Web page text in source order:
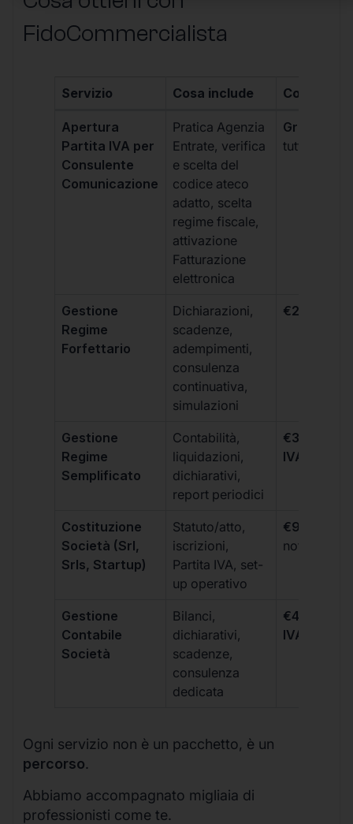
FidoCommercialista
Servizio Cosa include Costo
Apertura
Partita IVA per
Consulente
Comunicazione
Pratica Agenzia
Entrate, verifica
e scelta del
codice ateco
adatto, scelta
regime fiscale,
attivazione
Fatturazione
elettronica
Gratis
tutti i piani)
Gestione
Regime
Forfettario
Dichiarazioni,
scadenze,
adempimenti,
consulenza
continuativa,
simulazioni
€264 +
Gestione
Regime
Semplificato
Contabilità,
liquidazioni,
dichiarativi,
report periodici
€300 +
IVA/
Costituzione
Società (Srl,
Srls, Startup)
Statuto/atto,
iscrizioni,
Partita IVA, set-
up operativo
€99 + IVA
notarili
Gestione
Contabile
Società
Bilanci,
dichiarativi,
scadenze,
consulenza
dedicata
€499 +
IVA/
Ogni servizio non è un pacchetto, è un
percorso.
Abbiamo accompagnato migliaia di
professionisti come te.